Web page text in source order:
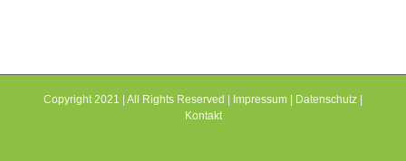
Copyright 2021 | All Rights Reserved | Impressum Datenschutz
Kontakt